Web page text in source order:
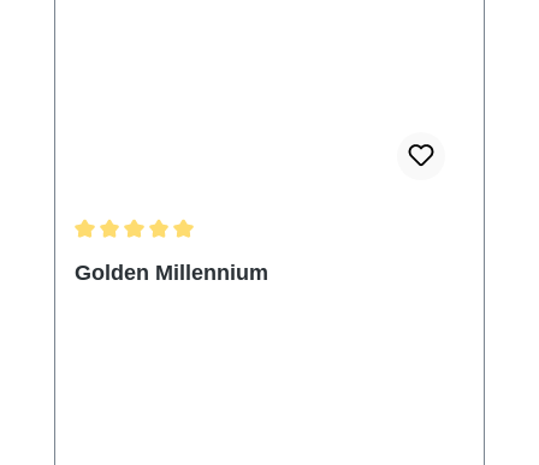
Golden Millennium